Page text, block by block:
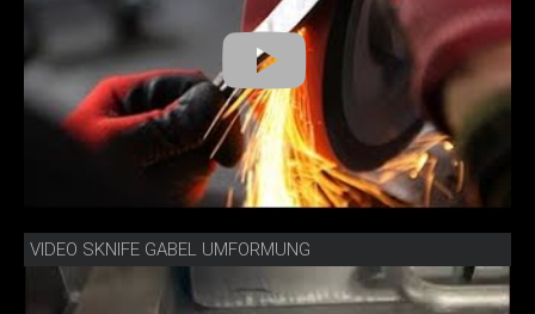
VIDEO SKNIFE GABEL UMFORMUNG